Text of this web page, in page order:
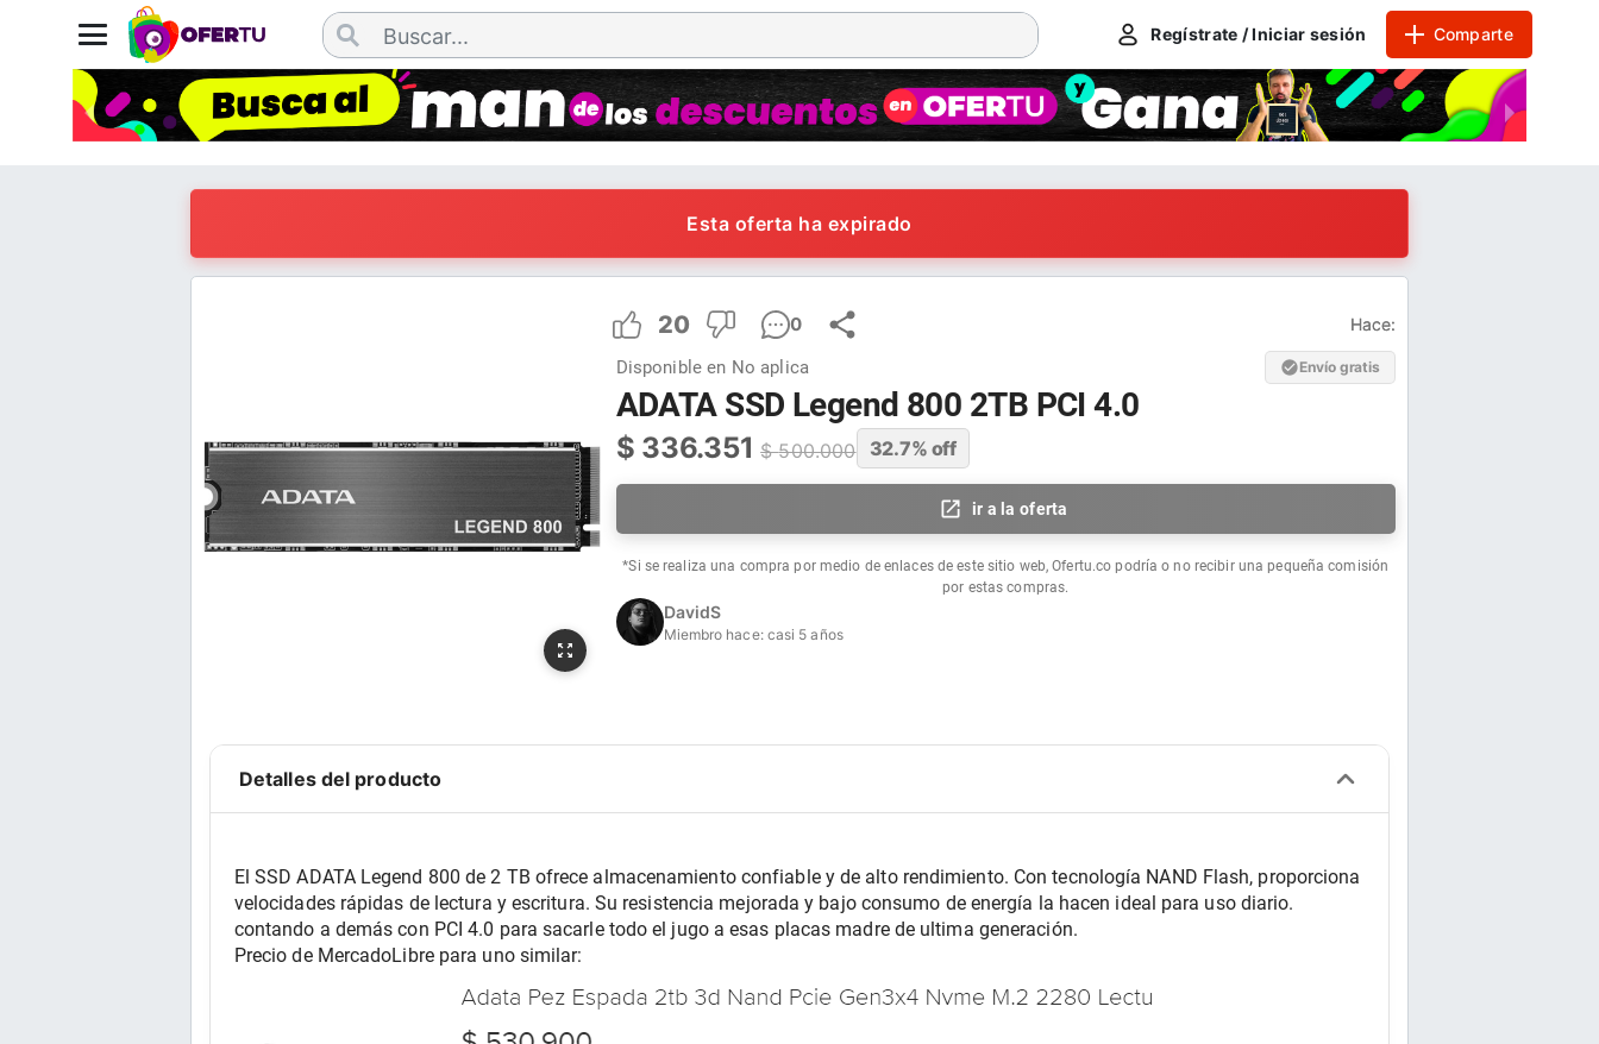
Regístrate / Iniciar sesión Comparte
Esta oferta ha expirado
20 0 Hace:
Disponible en No aplica Envío gratis
ADATA SSD Legend 800 2TB PCI 4.0
$ 336.351 $500.000 32.7% off
ir a la oferta
*Si se realiza una compra por medio de enlaces de este sitio web, Ofertu.co podría o no recibir una pequeña comisión
por estas compras.
DavidS
Miembro hace: casi 5 años
Detalles del producto
El SSD ADATA Legend 800 de 2 TB ofrece almacenamiento confiable y de alto rendimiento. Con tecnología NAND Flash, proporciona
velocidades rápidas de lectura y escritura. Su resistencia mejorada y bajo consumo de energía la hacen ideal para uso diario.
contando a demás con PCI 4.0 para sacarle todo el jugo a esas placas madre de ultima generación.
Precio de MercadoLibre para uno similar: